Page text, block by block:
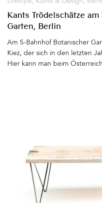
Lifestyle, Kunst & Design,
Kants Trödelschätze
Garten, Berlin
Am S-Bahnhof Botanischer
Kiez, der sich in den letzten
Hier kann man beim
zusammentragen. Es lohnt
gleichnamigen Laden rein zu
schnell ihren Besitzer, denn
bringen fast täglich neue
eine oder andere Rarität